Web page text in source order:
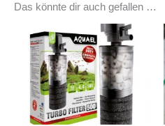
Das könnte dir auch gefallen …